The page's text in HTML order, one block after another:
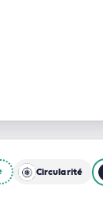
Circularité